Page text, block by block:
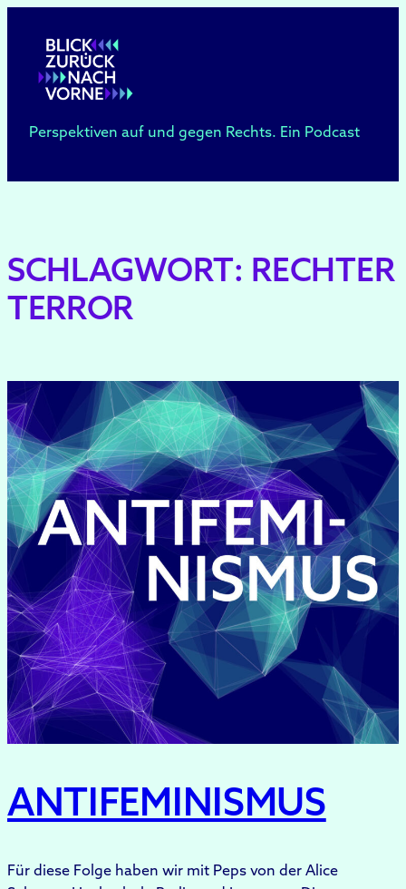
springen
Perspektiven auf und gegen Rechts. Ein Podcast
SCHLAGWORT: RECHTER
TERROR
ANTIFEMINISMUS
Für diese Folge haben wir mit Peps von der Alice